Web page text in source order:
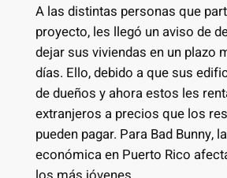
A las distintas personas que
proyecto, les llegó un aviso de
dejar sus viviendas en un plazo
días. Ello, debido a que sus
de dueños y ahora estos les
extranjeros a precios que los
pueden pagar. Para Bad Bunny,
económica en Puerto Rico